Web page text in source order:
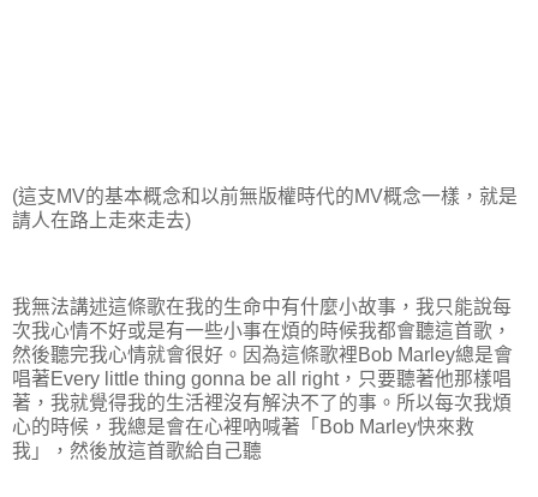
(這支MV的基本概念和以前無版權時代的MV概念一樣，就是
請人在路上走來走去)
我無法講述這條歌在我的生命中有什麼小故事，我只能說每
次我心情不好或是有一些小事在煩的時候我都會聽這首歌，
然後聽完我心情就會很好。因為這條歌裡Bob Marley總是會
唱著Every little thing gonna be all right，只要聽著他那樣唱
著，我就覺得我的生活裡沒有解決不了的事。所以每次我煩
心的時候，我總是會在心裡吶喊著「Bob Marley快來救
我」，然後放這首歌給自己聽